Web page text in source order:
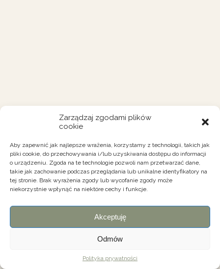
Zarządzaj zgodami plików
cookie
Aby zapewnić jak najlepsze wrażenia, korzystamy z technologii, takich jak
pliki cookie, do przechowywania i/lub uzyskiwania dostępu do informacji
o urządzeniu. Zgoda na te technologie pozwoli nam przetwarzać dane,
takie jak zachowanie podczas przeglądania lub unikalne identyfikatory na
tej stronie. Brak wyrażenia zgody lub wycofanie zgody może
niekorzystnie wpłynąć na niektóre cechy i funkcje.
Akceptuję
Odmów
Polityka prywatności